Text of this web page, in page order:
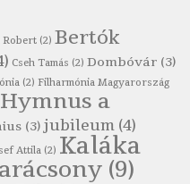
a számlát
a számlát
Robert (2) Bertók
Cseh Tamás (2) Dombóvár (3)
(2) Filharmónia Magyarország
Hymnus a
(3)jubileum (4)
Attila (2) Kaláka
(9)